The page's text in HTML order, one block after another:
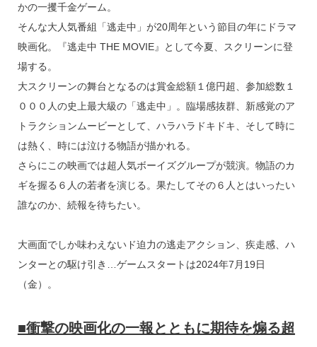
かの一攫千金ゲーム。
そんな大人気番組「逃走中」が20周年という節目の年にドラマ
映画化。『逃走中 THE MOVIE』として今夏、スクリーンに登
場する。
大スクリーンの舞台となるのは賞金総額１億円超、参加総数１
０００人の史上最大級の「逃走中」。臨場感抜群、新感覚のア
トラクションムービーとして、ハラハラドキドキ、そして時に
は熱く、時には泣ける物語が描かれる。
さらにこの映画では超人気ボーイズグループが競演。物語のカ
ギを握る６人の若者を演じる。果たしてその６人とはいったい
誰なのか、続報を待ちたい。
大画面でしか味わえないド迫力の逃走アクション、疾走感、ハ
ンターとの駆け引き…ゲームスタートは2024年7月19日
（金）。
■衝撃の映画化の一報とともに期待を煽る超